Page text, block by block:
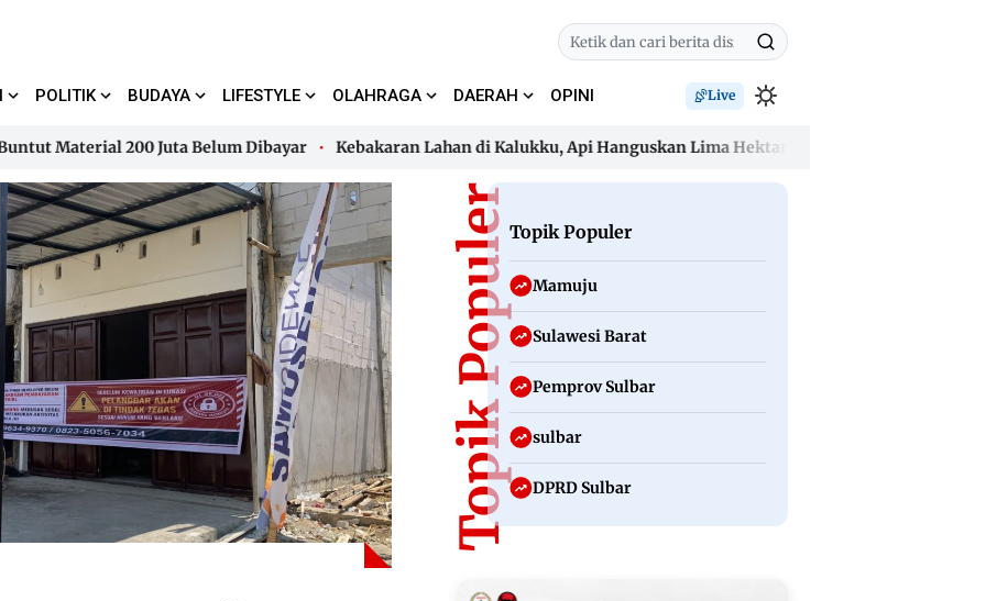
POLITIK BUDAYA LIFESTYLE OLAHRAGA DAERAH OPINI Live
200 Juta Belum Dibayar Kebakaran Lahan di Kalukku, Api Hanguskan Lima Hektare dan Ancam Permukiman
200 Juta Belum Dibayar Kebakaran Lahan di Kalukku, Api Hanguskan Lima Hektare dan Ancam Permukiman
Topik PopulerTopik Populer
Mamuju
Sulawesi Barat
Pemprov Sulbar
sulbar
DPRD Sulbar